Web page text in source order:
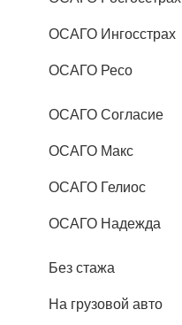
ОСАГО Ингосстрах
ОСАГО Ресо
ОСАГО Согласие
ОСАГО Макс
ОСАГО Гелиос
ОСАГО Надежда
Без стажа
На грузовой авто